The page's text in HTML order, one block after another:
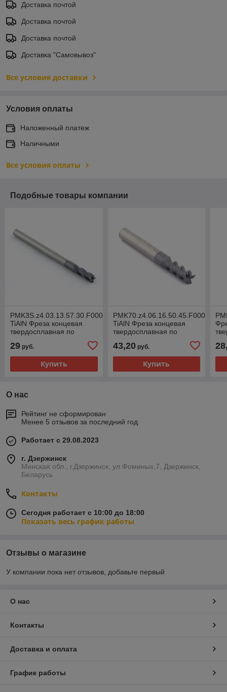
Доставка почтой
Доставка почтой
Доставка почтой
Доставка "Самовывоз"
Все условия доставки
Условия оплаты
Наложенный платеж
Наличными
Все условия оплаты
Подобные товары компании
PMK3S.z4.03.13.57.30.F000
TiAlN Фреза концевая
твердосплавная по
(хвостовик 4 мм)
29 руб.
Купить
PMK70.z4.06.16.50.45.F000
TiAlN Фреза концевая
твердосплавная по
43,20руб.
Купить
О нас
Рейтинг не сформирован
Менее 5 отзывов за последний год
Работает с 29.08.2023
г. Дзержинск
Минская обл., г.Дзержинск, ул.Фоминых,7, Дзержинск,
Беларусь
Контакты
Сегодня работает с 10:00 до 18:00
Показать весь график работы
Отзывы о магазине
У компании пока нет отзывов, добавьте первый
О нас
Контакты
Доставка и оплата
График работы